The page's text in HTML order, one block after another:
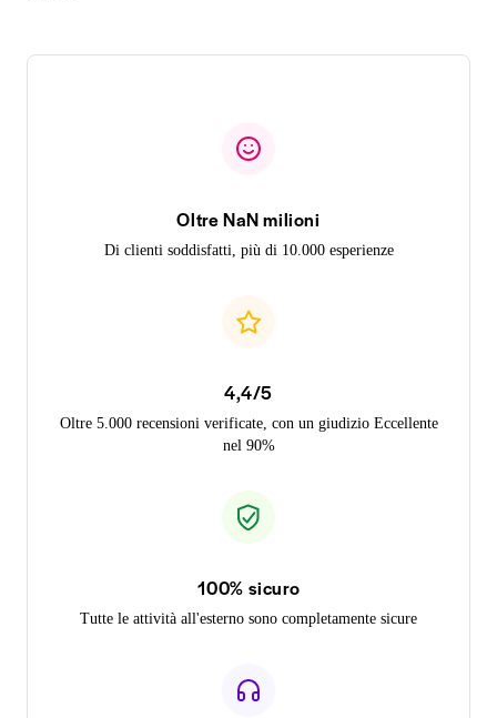
Oltre NaN milioni
Di clienti soddisfatti, più di 10.000 esperienze
4,4/5
Oltre 5.000 recensioni verificate, con un giudizio Eccellente
nel 90%
100% sicuro
Tutte le attività all'esterno sono completamente sicure